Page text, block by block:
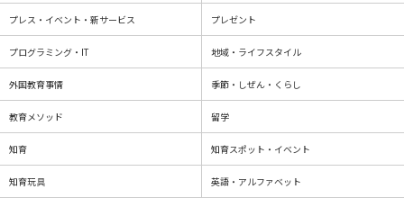
プレス・イベント・新サービス プレゼント
プログラミング・IT 地域・ライフスタイル
外国教育事情 季節・しぜん・くらし
教育メソッド 留学
知育 知育スポット・イベント
知育玩具 英語・アルファベット